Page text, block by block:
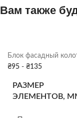
Вам также
Блок фасадный
₴95 - ₴135
РАЗМЕР
ЭЛЕМЕНТОВ,